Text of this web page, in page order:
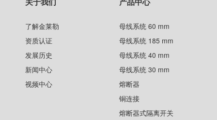
了解金莱勒
资质认证
发展历史
新闻中心
视频中心
母线系统 60 mm
母线系统 185 mm
母线系统 40 mm
母线系统 30 mm
熔断器
铜连接
熔断器式隔离开关